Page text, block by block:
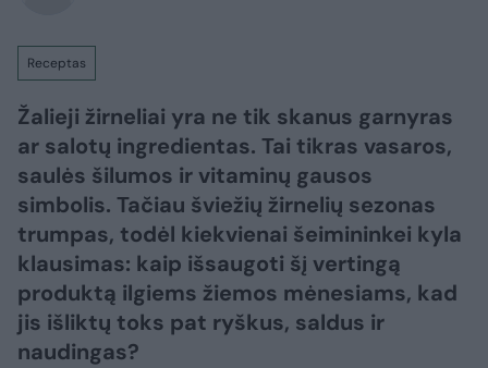
Receptas
Žalieji žirneliai yra ne tik skanus garnyras
ar salotų ingredientas. Tai tikras vasaros,
saulės šilumos ir vitaminų gausos
simbolis. Tačiau šviežių žirnelių sezonas
trumpas, todėl kiekvienai šeimininkei kyla
klausimas: kaip išsaugoti šį vertingą
produktą ilgiems žiemos mėnesiams, kad
jis išliktų toks pat ryškus, saldus ir
naudingas?